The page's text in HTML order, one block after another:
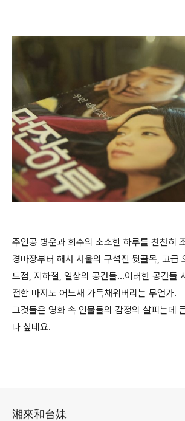
주인공 병운과 희수의 소소한 하루를 찬찬히
경마장부터 해서 서울의 구석진 뒷골목, 고급
드점, 지하철, 일상의 공간들...이러한 공간들
전함 마저도 어느새 가득채워버리는 무언가.
그것들은 영화 속 인물들의 감정의 살피는데
나 싶네요.
湘來和台妹